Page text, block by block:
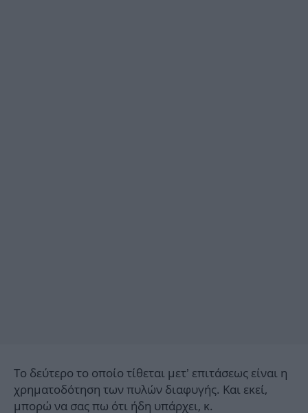
Το δεύτερο το οποίο τίθεται μετ’ επιτάσεως είναι η
χρηματοδότηση των πυλών διαφυγής. Και εκεί,
μπορώ να σας πω ότι ήδη υπάρχει, κ.